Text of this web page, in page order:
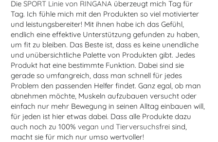
DieSPORT Linie von RINGANA überzeugt mich Tag für
Tag. Ich fühle mich mit den Produkten so viel motivierter
und leistungsbereiter! Mit ihnen habe ich das Gefühl,
endlich eine effektive Unterstützung gefunden zu haben,
um fit zu bleiben. Das Beste ist, dass es keine unendliche
und unübersichtliche Palette von Produkten gibt. Jedes
Produkt hat eine bestimmte Funktion. Dabei sind sie
gerade so umfangreich, dass man schnell für jedes
Problem den passenden Helfer findet. Ganz egal, ob man
abnehmen möchte, Muskeln aufzubauen versucht oder
einfach nur mehr Bewegung in seinen Alltag einbauen will,
für jeden ist hier etwas dabei. Dass alle Produkte dazu
auch noch zu 100%vegan und Tierversuchsfrei sind,
macht sie für mich nur umso wertvoller!